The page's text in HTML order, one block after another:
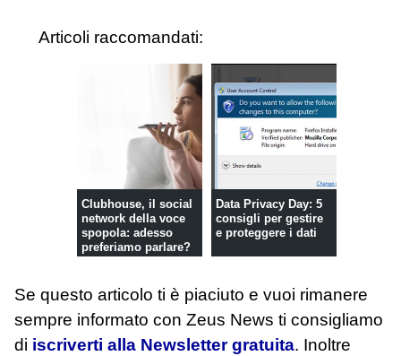
Articoli raccomandati:
Clubhouse, il social
network della voce
spopola: adesso
preferiamo parlare?
Data Privacy Day: 5
consigli per gestire
e proteggere i dati
Se questo articolo ti è piaciuto e vuoi rimanere
sempre informato con Zeus News ti consigliamo
di iscriverti alla Newsletter gratuita. Inoltre